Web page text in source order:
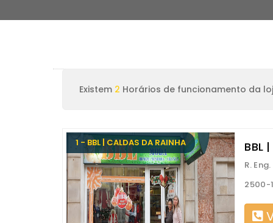
Existem 2 Horários de funcionamento da
1 - BBL | CALDAS DA RAINHA BBL
R.
2500-